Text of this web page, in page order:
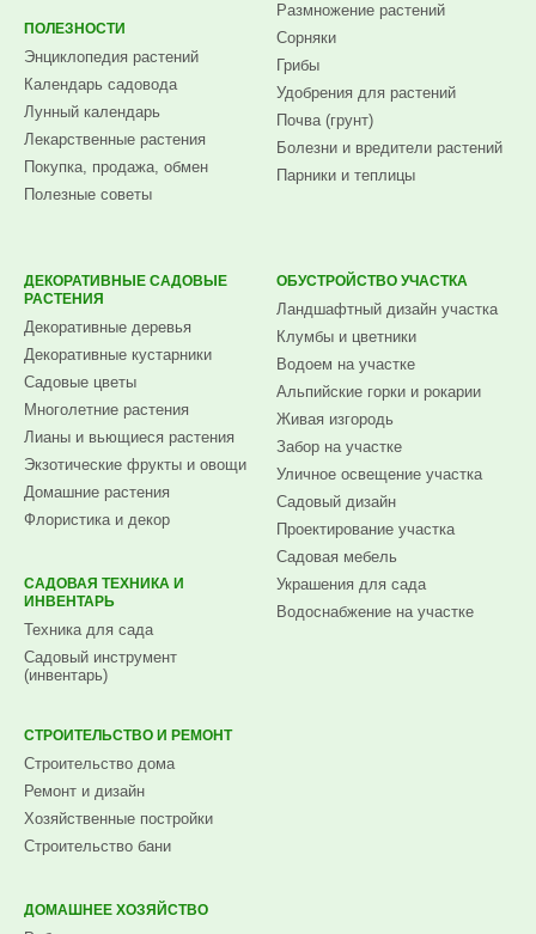
ПОЛЕЗНОСТИ
Энциклопедия растений
Календарь садовода
Лунный календарь
Лекарственные растения
Покупка, продажа, обмен
Полезные советы
Размножение растений
Сорняки
Грибы
Удобрения для растений
Почва (грунт)
Болезни и вредители растений
Парники и теплицы
ДЕКОРАТИВНЫЕ САДОВЫЕ
РАСТЕНИЯ
Декоративные деревья
Декоративные кустарники
Садовые цветы
Многолетние растения
Лианы и вьющиеся растения
Экзотические фрукты и овощи
Домашние растения
Флористика и декор
САДОВАЯ ТЕХНИКА И
ИНВЕНТАРЬ
Техника для сада
Садовый инструмент
(инвентарь)
ОБУСТРОЙСТВО УЧАСТКА
Ландшафтный дизайн участка
Клумбы и цветники
Водоем на участке
Альпийские горки и рокарии
Живая изгородь
Забор на участке
Уличное освещение участка
Садовый дизайн
Проектирование участка
Садовая мебель
Украшения для сада
Водоснабжение на участке
СТРОИТЕЛЬСТВО И РЕМОНТ
Строительство дома
Ремонт и дизайн
Хозяйственные постройки
Строительство бани
ДОМАШНЕЕ ХОЗЯЙСТВО